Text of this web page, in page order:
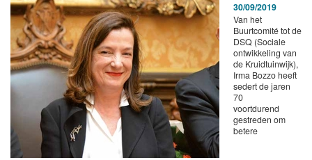
30/09/2019
Van het
Buurtcomité tot de
DSQ (Sociale
ontwikkeling van
de Kruidtuinwijk),
Irma Bozzo heeft
sedert de jaren
70
voortdurend
gestreden om
betere